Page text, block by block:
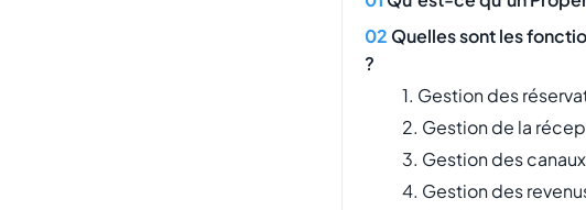
Quelles sont les
?
1. Gestion des
2. Gestion de la
3. Gestion des
4. Gestion des